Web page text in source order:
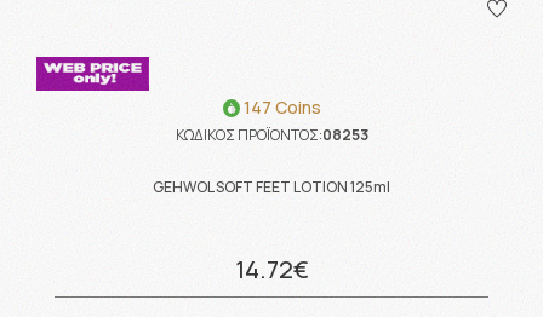
147 Coins
ΚΩΔΙΚΟΣ ΠΡΟΪΟΝΤΟΣ:08253
GEHWOL SOFT FEET LOTION 125ml
14.72€